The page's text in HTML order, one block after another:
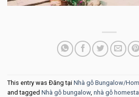
This entry was Đăng tại Nhà gỗ Bungalow/
and tagged Nhà gỗ bungalow, nhà gỗ